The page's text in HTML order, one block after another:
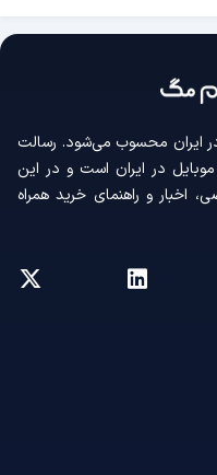
ایران محسوب می‌شود. رسالت
در ایران است و در این
اخبار و راهنمای خرید همراه